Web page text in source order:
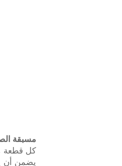
مسبقة
كل قطعة
يضمن أن